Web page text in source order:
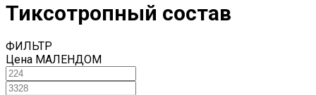
Тиксотропный состав
ФИЛЬТР
Цена МАЛЕНДОМ